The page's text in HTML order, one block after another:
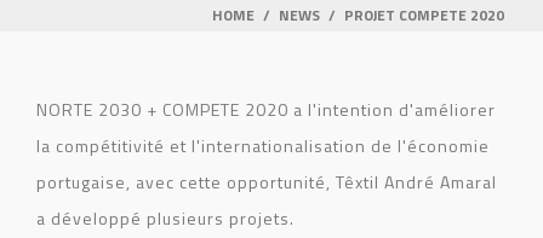
HOME / NEWS / PROJET COMPETE 2020
NORTE 2030 + COMPETE 2020 a l'intention d'améliorer
la compétitivité et l'internationalisation de l'économie
portugaise, avec cette opportunité, Têxtil André Amaral
a développé plusieurs projets.